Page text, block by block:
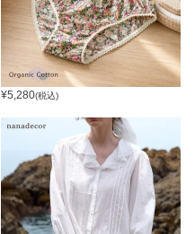
¥5,280(税込)